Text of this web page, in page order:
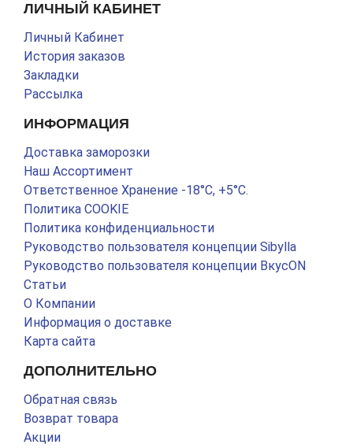
ЛИЧНЫЙ КАБИНЕТ
Личный Кабинет
История заказов
Закладки
Рассылка
ИНФОРМАЦИЯ
Доставка заморозки
Наш Ассортимент
Ответственное Хранение -18°С, +5°С.
Политика COOKIE
Политика конфиденциальности
Руководство пользователя концепции Sibylla
Руководство пользователя концепции ВкусON
Статьи
О Компании
Информация о доставке
Карта сайта
ДОПОЛНИТЕЛЬНО
Обратная связь
Возврат товара
Акции